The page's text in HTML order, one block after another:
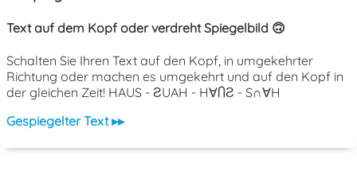
Text auf dem Kopf oder verdreht Spiegelbild 🙃
Schalten Sie Ihren Text auf den Kopf, in umgekehrter
Richtung oder machen es umgekehrt und auf den Kopf in
der gleichen Zeit! HAUS - ƧUAH - H∀ႶƧ - S∩∀H
Gespiegelter Text ▸▸